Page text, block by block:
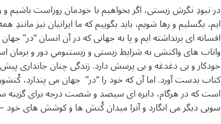
در نبودِ نگرش زیستی، اگر بخواهیم با خودمان روراست
ایم، بگسلیم و رها شویم، باید بگوییم که ما ایرانیان نیز
افسانه ای برنداشته ایم و پا به جهانی که در آن انسان “در”
واتاب های واکنشی به شرایط زیستی و زیستبومیِ دور و
خودکار و بی دغدغه و بی پرسش دارد. زندگی چنان جانداری پیش
کتاب بدست آورد. اما آن که خود را “در” جهان می پندارد،
است که در هرگام، دایره ای سیصد و شصت درجه برای گزینه
سویی دیگر می انگارد و آنرا میدان کُنش ها و کوشش های خود